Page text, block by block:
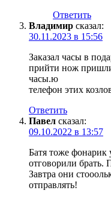
Ответить
Владимир сказал:
30.11.2023 в 15:56
Заказал часы в
прийти нож
часы.ю
телефон этих
Ответить
Павел сказал:
09.10.2022 в 13:57
Батя тоже фонарик
отговорили брать.
Завтра они
отправлять!